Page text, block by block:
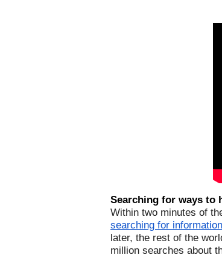
Searching for ways to
searching for information
later, the rest of the
million searches about